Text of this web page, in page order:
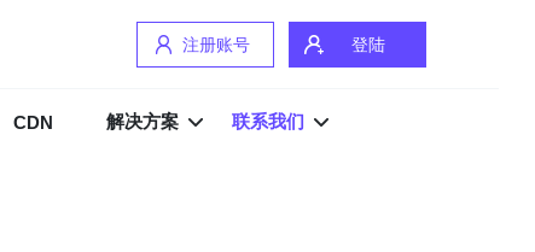
注册账号 登陆
CDN 解决方案 联系我们